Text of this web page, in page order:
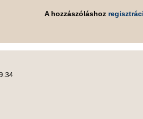
A hozzászóláshoz